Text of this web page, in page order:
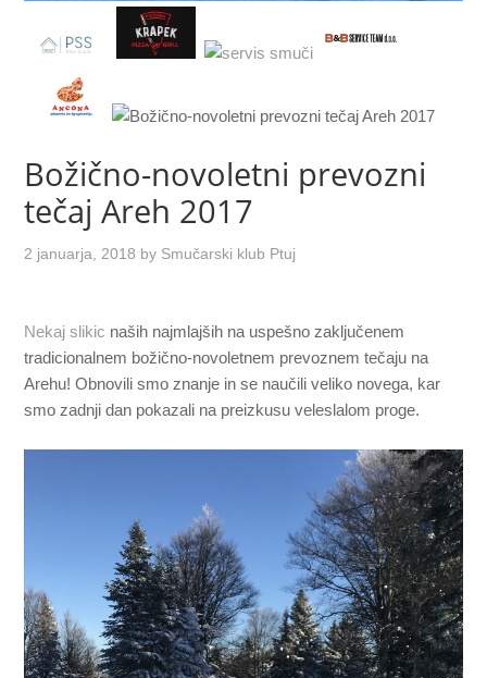
Božično-novoletni prevozni
tečaj Areh 2017
2 januarja, 2018 by Smučarski klub Ptuj
Nekaj slikic naših najmlajših na uspešno zaključenem
tradicionalnem božično-novoletnem prevoznem tečaju na
Arehu! Obnovili smo znanje in se naučili veliko novega, kar
smo zadnji dan pokazali na preizkusu veleslalom proge.